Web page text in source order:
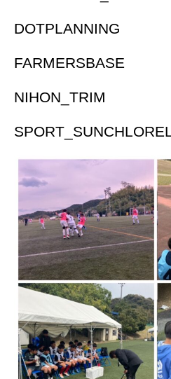
DOTPLANNING
FARMERSBASE
NIHON_TRIM